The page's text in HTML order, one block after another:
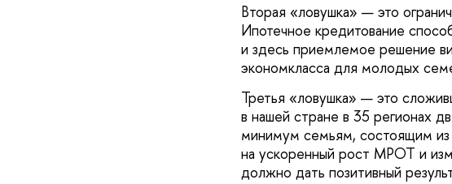
Вторая «ловушка» — это
Ипотечное кредитование
и здесь приемлемое решение
экономкласса для молодых
Третья «ловушка» — это
в нашей стране в 35 регионах
минимум семьям, состоящим из
на ускоренный рост МРОТ и
должно дать позитивный